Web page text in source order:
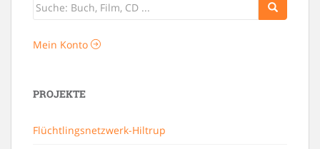
Mein Konto
PROJEKTE
Flüchtlingsnetzwerk-Hiltrup